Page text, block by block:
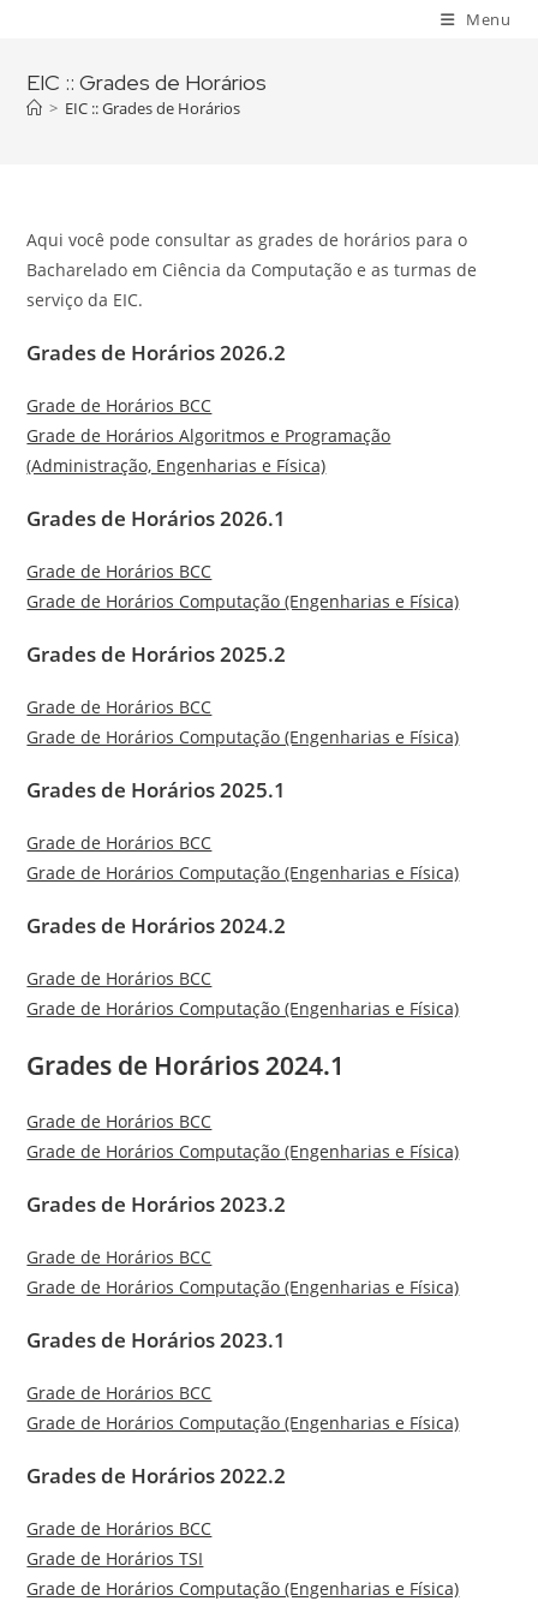
content
Menu
EIC :: Grades de Horários
> EIC :: Grades de Horários
Aqui você pode consultar as grades de horários para o
Bacharelado em Ciência da Computação e as turmas de
serviço da EIC.
Grades de Horários 2026.2
Grade de Horários BCC
Grade de Horários Algoritmos e Programação
(Administração, Engenharias e Física)
Grades de Horários 2026.1
Grade de Horários BCC
Grade de Horários Computação (Engenharias e Física)
Grades de Horários 2025.2
Grade de Horários BCC
Grade de Horários Computação (Engenharias e Física)
Grades de Horários 2025.1
Grade de Horários BCC
Grade de Horários Computação (Engenharias e Física)
Grades de Horários 2024.2
Grade de Horários BCC
Grade de Horários Computação (Engenharias e Física)
Grades de Horários 2024.1
Grade de Horários BCC
Grade de Horários Computação (Engenharias e Física)
Grades de Horários 2023.2
Grade de Horários BCC
Grade de Horários Computação (Engenharias e Física)
Grades de Horários 2023.1
Grade de Horários BCC
Grade de Horários Computação (Engenharias e Física)
Grades de Horários 2022.2
Grade de Horários BCC
Grade de Horários TSI
Grade de Horários Computação (Engenharias e Física)